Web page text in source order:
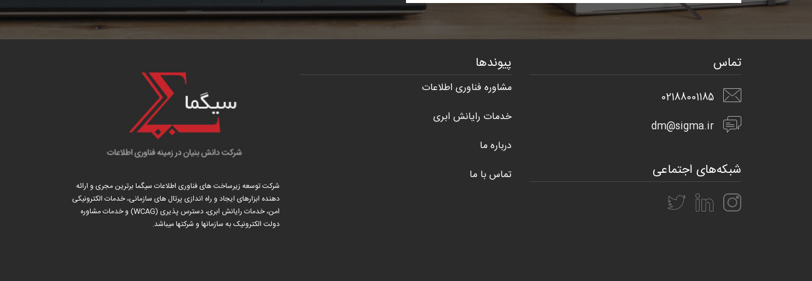
تماس
02188001185
dm@sigma.ir
شبکه‌های اجتماعی
پیوندها
مشاوره فناوری اطلاعات
خدمات رایانش ابری
درباره ما
تماس با ما
شرکت توسعه زیرساخت های فناوری اطلاعات سیگما برترین مجری و ارائه
دهنده ابزارهای ایجاد و راه اندازی پرتال های سازمانی، خدمات الکترونیکی
امن، خدمات رایانش ابری، دسترس پذیری (WCAG) و خدمات مشاوره
دولت الکترونیک به سازمانها و شرکتها میباشد.